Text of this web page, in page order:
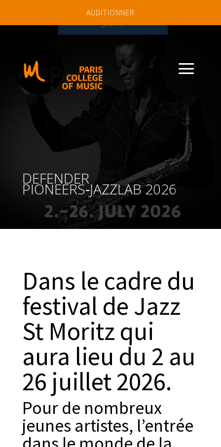
a
AUDITIONNER
DEFENDER
PIONEERS‑JAZZLAB 2026
Dans le cadre du
festival de Jazz
St Moritz qui
aura lieu du 2 au
26 juillet 2026.
Pour de nombreux
jeunes artistes, l’entrée